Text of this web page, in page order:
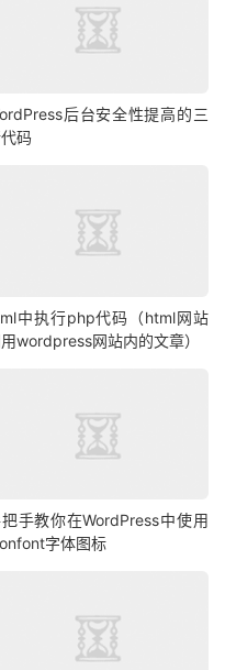
后台安全性提高的三
码
中执行php代码（html网站
wordpress网站内的文章）
手教你在WordPress中使用
字体图标